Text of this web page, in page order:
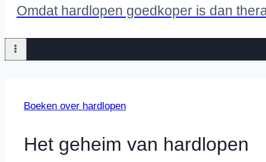
Omdat hardlopen goedkoper is dan
Boeken over hardlopen
Het geheim van hardlopen